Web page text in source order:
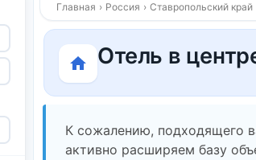
Главная › Россия › Ставропольский край
Отель в
К сожалению, подходящего
активно расширяем базу